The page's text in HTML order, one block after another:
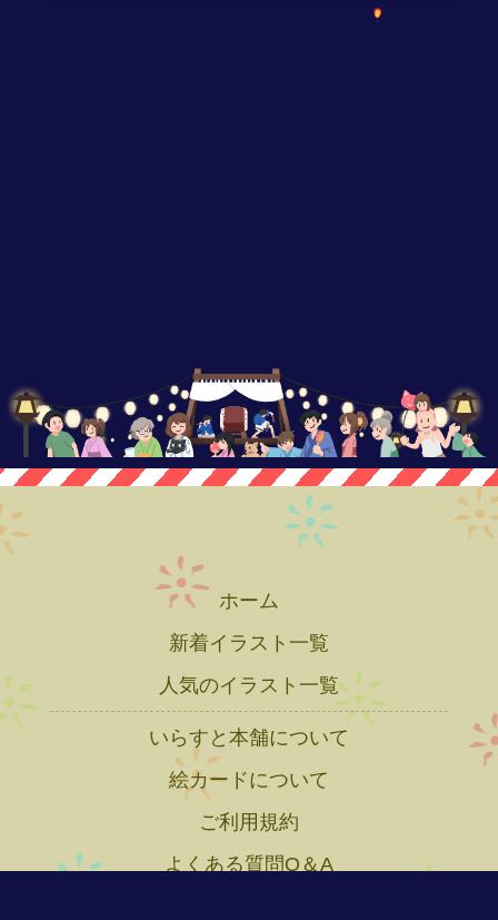
ホーム
新着イラスト一覧
人気のイラスト一覧
いらすと本舗について
絵カードについて
ご利用規約
よくある質問Q＆A